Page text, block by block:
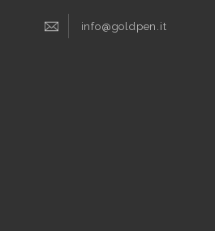
info@goldpen.it